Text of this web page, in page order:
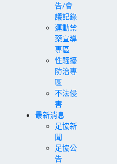
告/會
議記錄
運動禁
藥宣導
專區
性騷擾
防治專
區
不法侵
害
最新消息
足協新
聞
足協公
告